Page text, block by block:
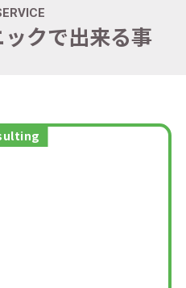
クで出来る事